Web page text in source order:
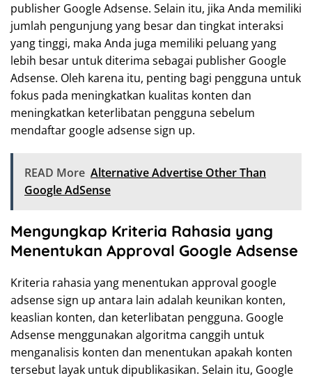
publisher Google Adsense. Selain itu, jika Anda memiliki
jumlah pengunjung yang besar dan tingkat interaksi
yang tinggi, maka Anda juga memiliki peluang yang
lebih besar untuk diterima sebagai publisher Google
Adsense. Oleh karena itu, penting bagi pengguna untuk
fokus pada meningkatkan kualitas konten dan
meningkatkan keterlibatan pengguna sebelum
mendaftar google adsense sign up.
READ More Alternative Advertise Other Than
Google AdSense
Mengungkap Kriteria Rahasia yang
Menentukan Approval Google Adsense
Kriteria rahasia yang menentukan approval google
adsense sign up antara lain adalah keunikan konten,
keaslian konten, dan keterlibatan pengguna. Google
Adsense menggunakan algoritma canggih untuk
menganalisis konten dan menentukan apakah konten
tersebut layak untuk dipublikasikan. Selain itu, Google